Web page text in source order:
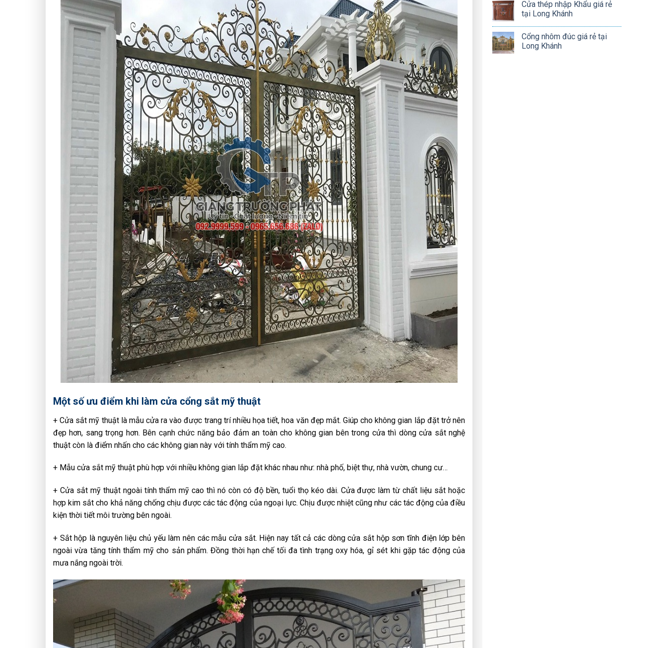
Một số ưu điểm khi làm cửa cổng sắt mỹ thuật
+ Cửa sắt mỹ thuật là mẫu cửa ra vào được trang trí nhiều họa tiết, hoa văn đẹp mắt. Giúp cho không gian lắp đặt trở nên
đẹp hơn, sang trọng hơn. Bên cạnh chức năng bảo đảm an toàn cho không gian bên trong cửa thì dòng cửa sắt nghệ
thuật còn là điểm nhấn cho các không gian này với tính thẩm mỹ cao.
+ Mẫu cửa sắt mỹ thuật phù hợp với nhiều không gian lắp đặt khác nhau như: nhà phố, biệt thự, nhà vườn, chung cư…
+ Cửa sắt mỹ thuật ngoài tính thẩm mỹ cao thì nó còn có độ bền, tuổi thọ kéo dài. Cửa được làm từ chất liệu sắt hoặc
hợp kim sắt cho khả năng chống chịu được các tác động của ngoại lực. Chịu được nhiệt cũng như các tác động của điều
kiện thời tiết môi trường bên ngoài.
+ Sắt hộp là nguyên liệu chủ yếu làm nên các mẫu cửa sắt. Hiện nay tất cả các dòng cửa sắt hộp sơn tĩnh điện lớp bên
ngoài vừa tăng tính thẩm mỹ cho sản phẩm. Đồng thời hạn chế tối đa tình trạng oxy hóa, gỉ sét khi gặp tác động của
mưa nắng ngoài trời.
Cửa thép nhập Khẩu giá rẻ
tại Long Khánh
Cổng nhôm đúc giá rẻ tại
Long Khánh